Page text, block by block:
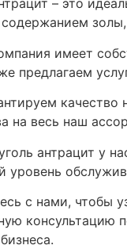
– это
золы,
имеет
предлагаем
качество
на весь наш
антрацит у
уровень
с нами, чтобы
консультацию